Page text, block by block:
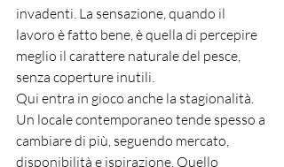
invadenti. La sensazione, quando il
lavoro è fatto bene, è quella di percepire
meglio il carattere naturale del pesce,
senza coperture inutili.
Qui entra in gioco anche la stagionalità.
Un locale contemporaneo tende spesso a
cambiare di più, seguendo mercato,
disponibilità e ispirazione. Quello